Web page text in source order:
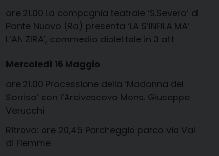
ore 21.00 La compagnia teatrale ‘S.Severo’ di
Ponte Nuovo (Ra) presenta ‘LA S’INFILA MA’
L’AN ZIRA’, commedia dialettale in 3 atti
Mercoledì 16 Maggio
ore 21.00 Processione della ‘Madonna del
Sorriso’ con l’Arcivescovo Mons. Giuseppe
Verucchi
Ritrovo: ore 20,45 Parcheggio parco via Val
di Fiemme